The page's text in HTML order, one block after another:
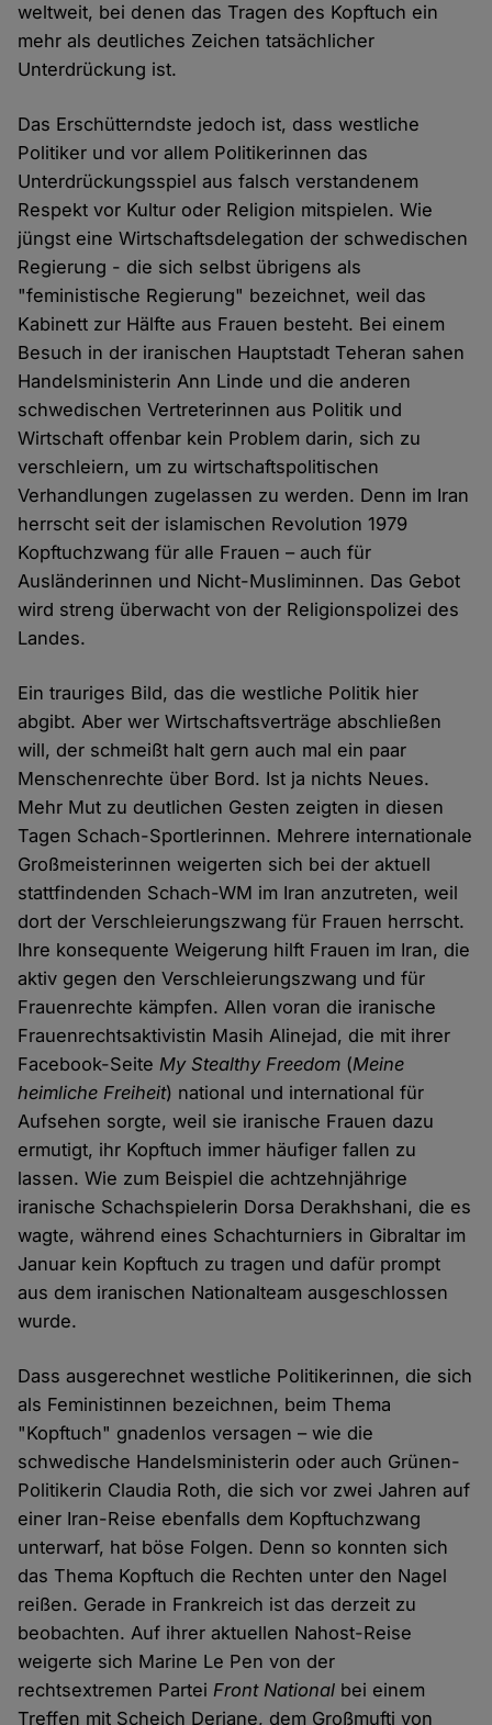
weltweit, bei denen das Tragen des Kopftuch ein
mehr als deutliches Zeichen tatsächlicher
Unterdrückung ist.
Das Erschütterndste jedoch ist, dass westliche
Politiker und vor allem Politikerinnen das
Unterdrückungsspiel aus falsch verstandenem
Respekt vor Kultur oder Religion mitspielen. Wie
jüngst eine Wirtschaftsdelegation der schwedischen
Regierung - die sich selbst übrigens als
"feministische Regierung" bezeichnet, weil das
Kabinett zur Hälfte aus Frauen besteht. Bei einem
Besuch in der iranischen Hauptstadt Teheran sahen
Handelsministerin Ann Linde und die anderen
schwedischen Vertreterinnen aus Politik und
Wirtschaft offenbar kein Problem darin, sich zu
verschleiern, um zu wirtschaftspolitischen
Verhandlungen zugelassen zu werden. Denn im Iran
herrscht seit der islamischen Revolution 1979
Kopftuchzwang für alle Frauen – auch für
Ausländerinnen und Nicht-Musliminnen. Das Gebot
wird streng überwacht von der Religionspolizei des
Landes.
Ein trauriges Bild, das die westliche Politik hier
abgibt. Aber wer Wirtschaftsverträge abschließen
will, der schmeißt halt gern auch mal ein paar
Menschenrechte über Bord. Ist ja nichts Neues.
Mehr Mut zu deutlichen Gesten zeigten in diesen
Tagen Schach-Sportlerinnen. Mehrere internationale
Großmeisterinnen weigerten sich bei der aktuell
stattfindenden Schach-WM im Iran anzutreten, weil
dort der Verschleierungszwang für Frauen herrscht.
Ihre konsequente Weigerung hilft Frauen im Iran, die
aktiv gegen den Verschleierungszwang und für
Frauenrechte kämpfen. Allen voran die iranische
Frauenrechtsaktivistin Masih Alinejad, die mit ihrer
Facebook-SeiteMy Stealthy Freedom (Meine
heimliche Freiheit) national und international für
Aufsehen sorgte, weil sie iranische Frauen dazu
ermutigt, ihr Kopftuch immer häufiger fallen zu
lassen. Wie zum Beispiel die achtzehnjährige
iranische Schachspielerin Dorsa Derakhshani, die es
wagte, während eines Schachturniers in Gibraltar im
Januar kein Kopftuch zu tragen und dafür prompt
aus dem iranischen Nationalteam ausgeschlossen
wurde.
Dass ausgerechnet westliche Politikerinnen, die sich
als Feministinnen bezeichnen, beim Thema
"Kopftuch" gnadenlos versagen – wie die
schwedische Handelsministerin oder auch Grünen-
Politikerin Claudia Roth, die sich vor zwei Jahren auf
einer Iran-Reise ebenfalls dem Kopftuchzwang
unterwarf, hat böse Folgen. Denn so konnten sich
das Thema Kopftuch die Rechten unter den Nagel
reißen. Gerade in Frankreich ist das derzeit zu
beobachten. Auf ihrer aktuellen Nahost-Reise
weigerte sich Marine Le Pen von der
rechtsextremen ParteiFront National bei einem
Treffen mit Scheich Deriane, dem Großmufti von